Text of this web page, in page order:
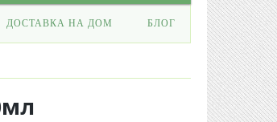
ДОСТАВКА НА ДОМ БЛОГ